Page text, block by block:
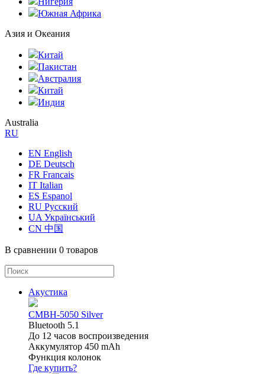
Южная Африка
Азия и Океания
Китай
Пакистан
Австралия
Китай
Индия
Australia
RU
EN English
DE Deutsch
FR Francais
IT Italian
ES Espanol
RU Русский
UA Український
CN 中国
В сравнении 0 товаров
Акустика
CMBH-5050 Silver
Bluetooth 5.1
До 12 часов воспроизведения
Аккумулятор 450 mAh
Функция колонок
Где купить?